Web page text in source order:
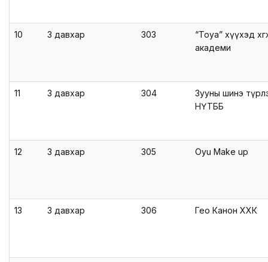
10 3 давхар 303
“Toya” хүүхэд
академи
11 3 давхар 304
Зууны шинэ
НҮТББ
12 3 давхар 305 Oyu Make up
13 3 давхар 306 Гео Канон ХХК